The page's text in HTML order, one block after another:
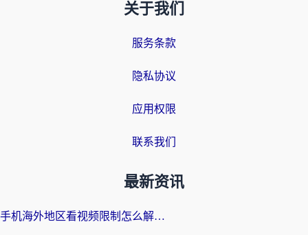
关于我们
服务条款
隐私协议
应用权限
联系我们
最新资讯
手机海外地区看视频限制怎么解决？留学生亲测有效的回国加速器指南